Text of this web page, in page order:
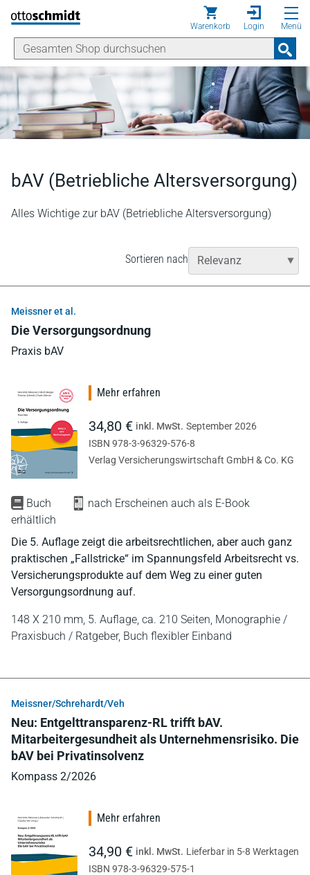
Direkt zum Inhalt
Warenkorb Login Menü
bAV (Betriebliche Altersversorgung)
Alles Wichtige zur bAV (Betriebliche Altersversorgung)
Sortieren nach
Meissner et al.
Die Versorgungsordnung
Praxis bAV
Buch
nach Erscheinen auch als E-Book
erhältlich
Die 5. Auflage zeigt die arbeitsrechtlichen, aber auch ganz
praktischen „Fallstricke“ im Spannungsfeld Arbeitsrecht vs.
Versicherungsprodukte auf dem Weg zu einer guten
Versorgungsordnung auf.
148 X 210 mm, 5. Auflage, ca. 210 Seiten, Monographie /
Praxisbuch / Ratgeber, Buch flexibler Einband
Mehr erfahren
34,80 € inkl. MwSt. September 2026
ISBN 978-3-96329-576-8
Verlag Versicherungswirtschaft GmbH & Co. KG
Meissner/Schrehardt/Veh
Neu: Entgelttransparenz-RL trifft bAV.
Mitarbeitergesundheit als Unternehmensrisiko. Die
bAV bei Privatinsolvenz
Kompass 2/2026
Mehr erfahren
34,90 € inkl. MwSt. Lieferbar in 5-8 Werktagen
ISBN 978-3-96329-575-1